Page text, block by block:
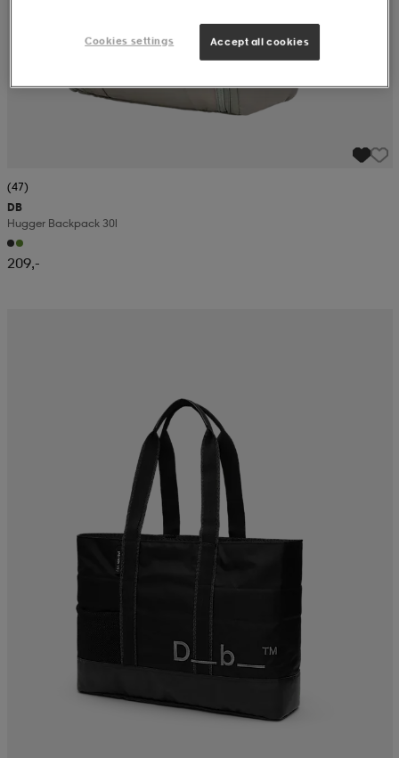
(47)
DB
Hugger Backpack 30l
209,-
Cookies settings Accept all cookies